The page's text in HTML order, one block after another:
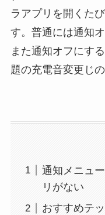
ラアプリを開くた
す。普通には通知
また通知オフにす
題の充電音変更じ
通知メニュ
リがない
おすすめテ